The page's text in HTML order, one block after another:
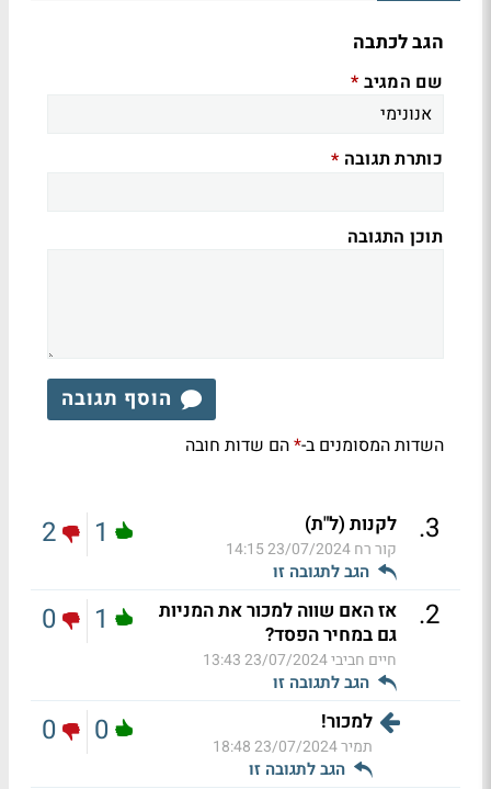
הגב לכתבה
שם המגיב *
כותרת תגובה *
תוכן התגובה
הוסף תגובה
השדות המסומנים ב-*הם שדות חובה
3
. לקנות (ל"ת)
קור רח23/07/2024 14:15
הגב לתגובה זו
1
2
2
.
אז האם שווה למכור את המניות
גם במחיר הפסד?
חיים חביבי23/07/2024 13:43
הגב לתגובה זו
1
0
למכור!
תמיר23/07/2024 18:48
הגב לתגובה זו
0
0